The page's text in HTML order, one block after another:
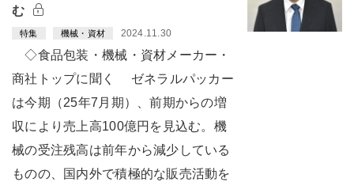
む
特集 機械・資材 2024.11.30
◇食品包装・機械・資材メーカー・
商社トップに聞く ゼネラルパッカー
は今期（25年7月期）、前期からの増
収により売上高100億円を見込む。機
械の受注残高は前年から減少している
ものの、国内外で積極的な販売活動を